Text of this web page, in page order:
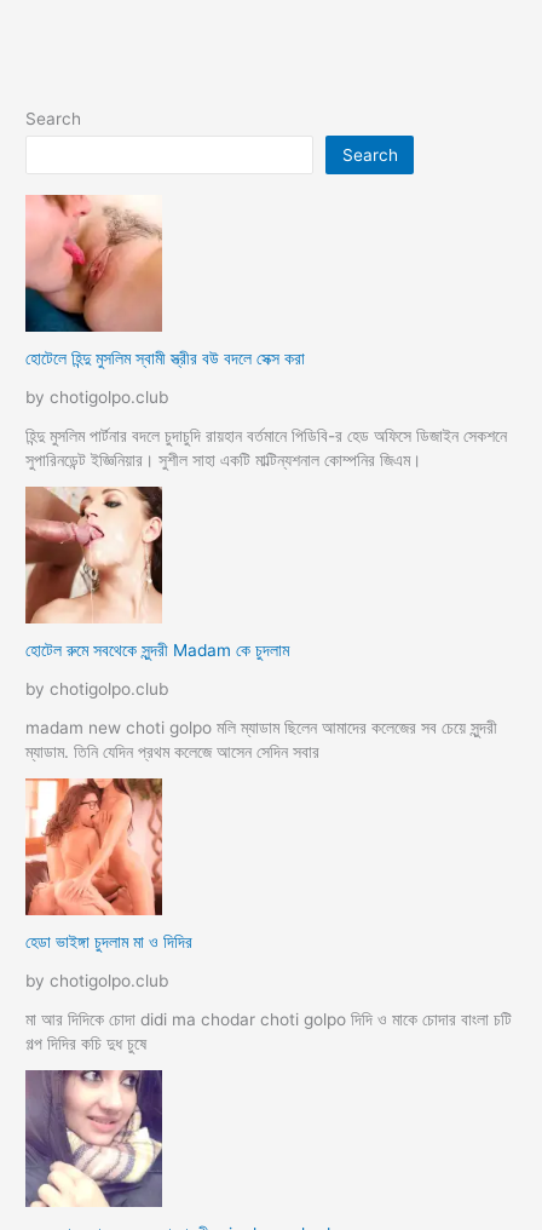
Search
Search
হোটেলে হিন্দু মুসলিম স্বামী স্ত্রীর বউ বদলে সেক্স করা
by chotigolpo.club
হিন্দু মুসলিম পার্টনার বদলে চুদাচুদি রায়হান বর্তমানে পিডিবি-র হেড অফিসে ডিজাইন সেকশনে
সুপারিনডেন্ট ইজ্ঞিনিয়ার। সুশীল সাহা একটি মাল্টিন্যশনাল কোম্পনির জিএম।
হোটেল রুমে সবথেকে সুন্দরী Madam কে চুদলাম
by chotigolpo.club
madam new choti golpo মলি ম্যাডাম ছিলেন আমাদের কলেজের সব চেয়ে সুন্দরী
ম্যাডাম. তিনি যেদিন প্রথম কলেজে আসেন সেদিন সবার
হেডা ভাইঙ্গা চুদলাম মা ও দিদির
by chotigolpo.club
মা আর দিদিকে চোদা didi ma chodar choti golpo দিদি ও মাকে চোদার বাংলা চটি
গল্প দিদির কচি দুধ চুষে